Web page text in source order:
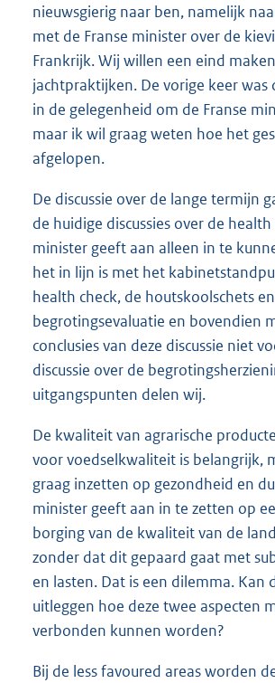
nieuwsgierig naar ben, namelijk
met de Franse minister over de
Frankrijk. Wij willen een eind
jachtpraktijken. De vorige keer
in de gelegenheid om de Franse
maar ik wil graag weten hoe het
afgelopen.
De discussie over de lange termijn
de huidige discussies over de health
minister geeft aan alleen in te
het in lijn is met het
health check, de houtskoolschets
begrotingsevaluatie en bovendien
conclusies van deze discussie niet
discussie over de
uitgangspunten delen wij.
De kwaliteit van agrarische
voor voedselkwaliteit is belangrijk,
graag inzetten op gezondheid en
minister geeft aan in te zetten op
borging van de kwaliteit van de
zonder dat dit gepaard gaat met
en lasten. Dat is een dilemma. Kan
uitleggen hoe deze twee aspecten
verbonden kunnen worden?
Bij de less favoured areas worden